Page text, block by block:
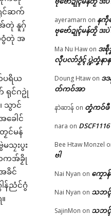
ါဲရုဲမာဲ ဒပ်ပၞာန်ဗၟာကၠောန်
အာတုဲ …..
28, 2026
"လညာတ်ပါ်ပါဲ"
ရုင်ဆက်
တုဲ နူဂှ်
ဝွံတုဲ အ
ပရိယ
ရုင်ဂဥုဲ
သွာင်
ေါင်
ေင်မန်
သၠးပွး
တကအ်ခၟို
ခိင်
န်ညံင်ဂွံ
ayeramarn on နကဵု
ဗုဗော်ဍုၚ်မန်တၟိ ဒး
Ma Nu Haw on ဒး
လီုပလာ်ဒၟံၚ် ပ္ဍဲတၞံနာန
Doung Htaw on ဒ
တ်ကဝ်အာ
နာဲဆာန် on တၞံကဝ်ဖီ
nara on DSCF1116
Bee Htaw Monzel
ဗါ
Nai Nyan on ကၠော
Nai Nyan on သဘၚ်
SajinMon on သဘၚ်